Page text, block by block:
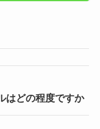
はどの程度ですか